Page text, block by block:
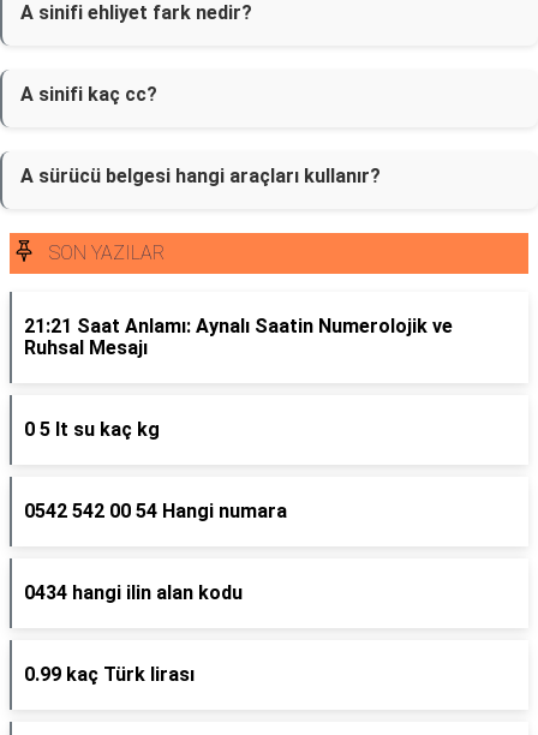
A sinifi ehliyet fark nedir?
A sinifi kaç cc?
A sürücü belgesi hangi araçları kullanır?
SON YAZILAR
21:21 Saat Anlamı: Aynalı Saatin Numerolojik ve
Ruhsal Mesajı
0 5 lt su kaç kg
0542 542 00 54 Hangi numara
0434 hangi ilin alan kodu
0.99 kaç Türk lirası